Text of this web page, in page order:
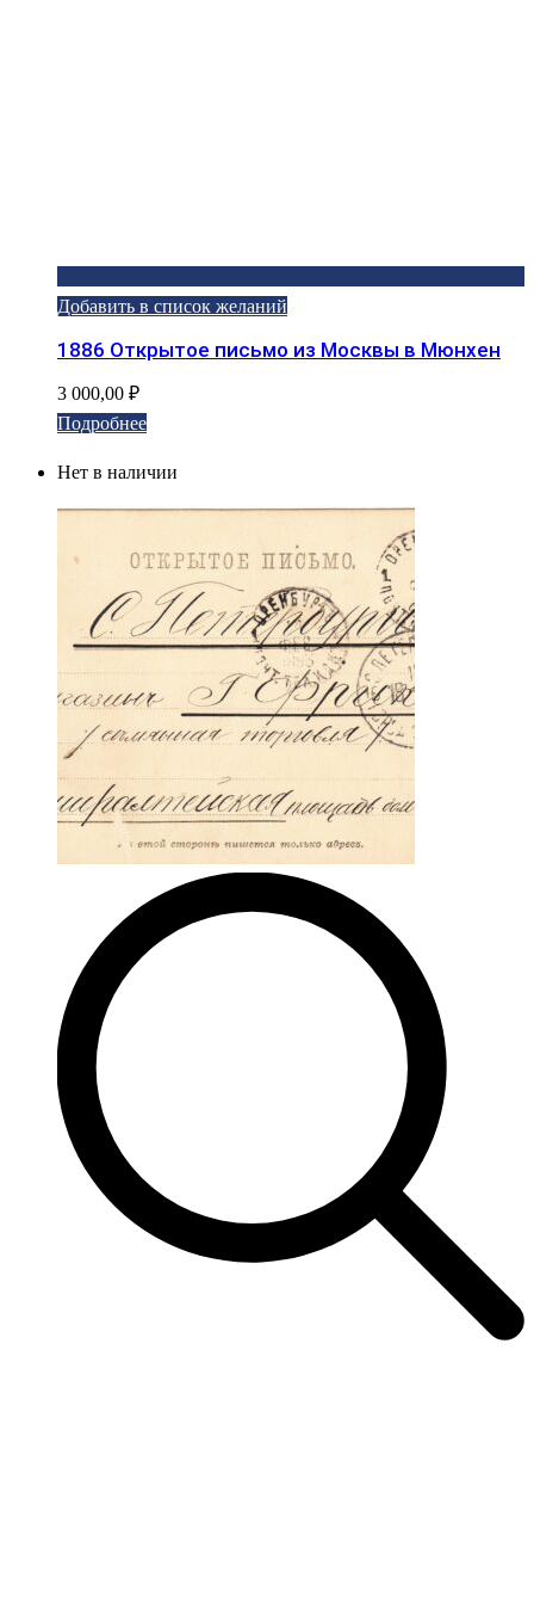
Добавить в список желаний
1886 Открытое письмо из Москвы в Мюнхен
3 000,00 ₽
Подробнее
Нет в наличии